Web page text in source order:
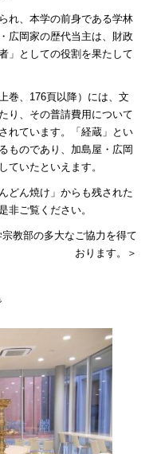
れ、本学の前身である学林
広岡家の歴代当主は、財政
」としての役割を果たして
巻、 176頁以降）には、文
り、その普請費用について
れています。「経蔵」とい
ものであり、加島屋・広岡
ていたといえます。
どん焼け」からも残された
非ご覧ください。
教部の多大なご協力を得て
おります。＞